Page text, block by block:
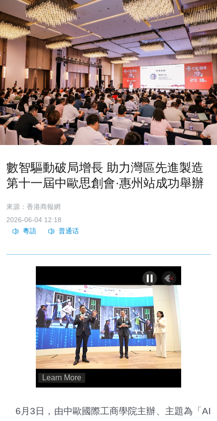
數智驅動破局增長 助力灣區先進製造
第十一屆中歐思創會·惠州站成功舉辦
來源：香港商報網
2026-06-04 12:18
6月3日，由中歐國際工商學院主辦、主題為「AI